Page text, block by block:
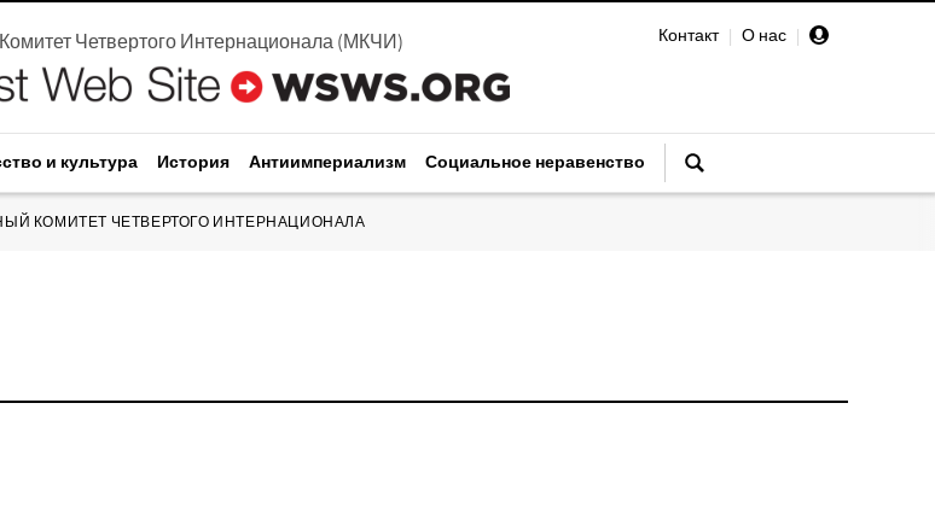
Контакт | О нас |
Четвертого Интернационала(МКЧИ)
и культура История Антиимпериализм Социальное неравенство
КОМИТЕТ ЧЕТВЕРТОГО ИНТЕРНАЦИОНАЛА